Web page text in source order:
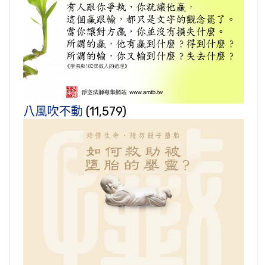
八風吹不動 (11,579)